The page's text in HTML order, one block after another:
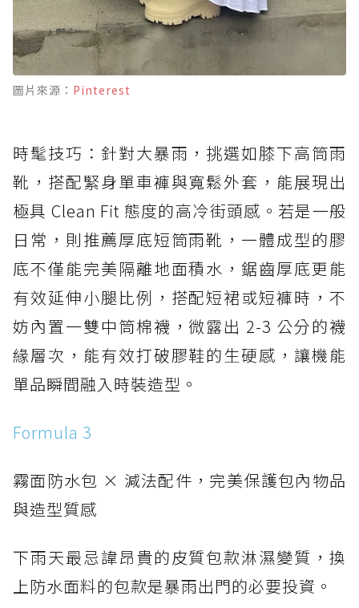
圖片來源： Pinterest
時髦技巧：針對大暴雨，挑選如膝下高筒雨
靴，搭配緊身單車褲與寬鬆外套，能展現出
極具 Clean Fit 態度的高冷街頭感。若是一般
日常，則推薦厚底短筒雨靴，一體成型的膠
底不僅能完美隔離地面積水，鋸齒厚底更能
有效延伸小腿比例，搭配短裙或短褲時，不
妨內置一雙中筒棉襪，微露出 2-3 公分的襪
緣層次，能有效打破膠鞋的生硬感，讓機能
單品瞬間融入時裝造型。
Formula 3
霧面防水包 × 減法配件，完美保護包內物品
與造型質感
下雨天最忌諱昂貴的皮質包款淋濕變質，換
上防水面料的包款是暴雨出門的必要投資。